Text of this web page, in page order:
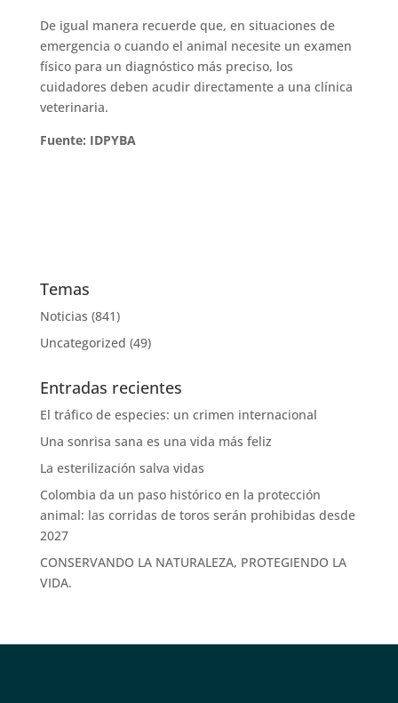
De igual manera recuerde que, en situaciones de
emergencia o cuando el animal necesite un examen
físico para un diagnóstico más preciso, los
cuidadores deben acudir directamente a una clínica
veterinaria.
Fuente: IDPYBA
Temas
Noticias (841)
Uncategorized (49)
Entradas recientes
El tráfico de especies: un crimen internacional
Una sonrisa sana es una vida más feliz
La esterilización salva vidas
Colombia da un paso histórico en la protección
animal: las corridas de toros serán prohibidas desde
2027
CONSERVANDO LA NATURALEZA, PROTEGIENDO LA
VIDA.